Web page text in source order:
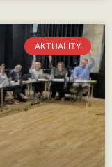
AKTUALITY